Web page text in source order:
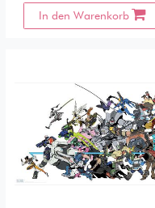
In den Warenkorb